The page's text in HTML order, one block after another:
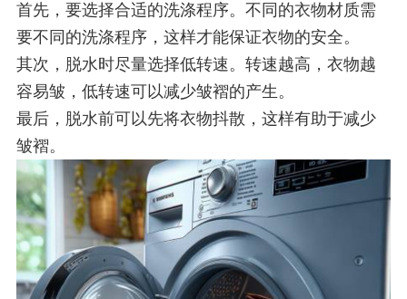
首先，要选择合适的洗涤程序。不同的衣物材质需
要不同的洗涤程序，这样才能保证衣物的安全。
其次，脱水时尽量选择低转速。转速越高，衣物越
容易皱，低转速可以减少皱褶的产生。
最后，脱水前可以先将衣物抖散，这样有助于减少
皱褶。